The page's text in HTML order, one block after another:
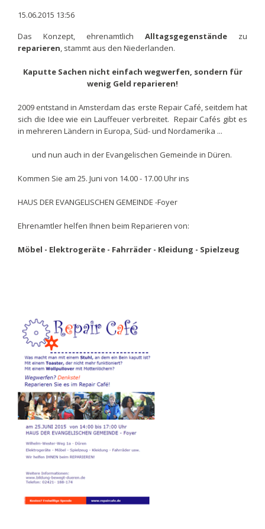
15.06.2015 13:56
Das Konzept, ehrenamtlichAlltagsgegenstände zu
reparieren , stammt aus den Niederlanden.
Kaputte Sachen nicht einfach wegwerfen, sondern für
wenig Geld reparieren!
2009 entstand in Amsterdam das erste Repair Café, seitdem hat
sich die Idee wie ein Lauffeuer verbreitet. Repair Cafés gibt es
in mehreren Ländern in Europa, Süd- und Nordamerika ...
und nun auch in der Evangelischen Gemeinde in Düren.
Kommen Sie am 25. Juni von 14.00 - 17.00 Uhr ins
HAUS DER EVANGELISCHEN GEMEINDE -Foyer
Ehrenamtler helfen Ihnen beim Reparieren von:
Möbel - Elektrogeräte - Fahrräder - Kleidung - Spielzeug